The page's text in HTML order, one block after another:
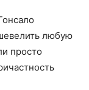
любую
просто